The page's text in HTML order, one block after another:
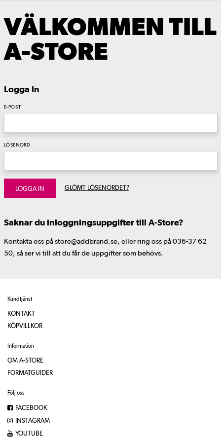
VÄLKOMMEN TILL
A-STORE
Logga In
E-POST
LÖSENORD
LOGGA IN GLÖMT LÖSENORDET?
Saknar du inloggningsuppgifter till A-Store?
Kontakta oss på store@addbrand.se, eller ring oss på 036-37 62
50, så ser vi till att du får de uppgifter som behövs.
Kundtjänst
KONTAKT
KÖPVILLKOR
Information
OM A-STORE
FORMATGUIDER
Följ oss
FACEBOOK
INSTAGRAM
YOUTUBE